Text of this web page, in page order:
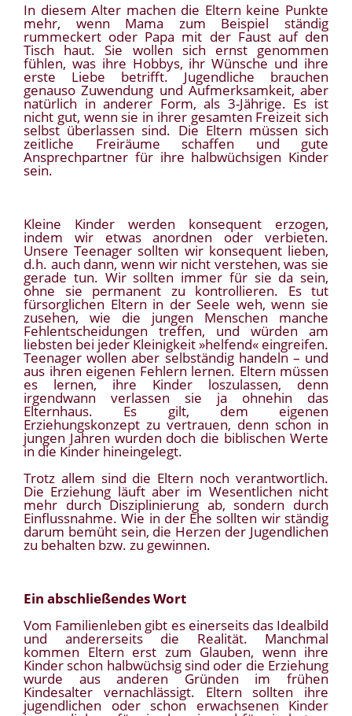
In diesem Alter machen die Eltern keine Punkte
mehr, wenn Mama zum Beispiel ständig
rummeckert oder Papa mit der Faust auf den
Tisch haut. Sie wollen sich ernst genommen
fühlen, was ihre Hobbys, ihr Wünsche und ihre
erste Liebe betrifft. Jugendliche brauchen
genauso Zuwendung und Aufmerksamkeit, aber
natürlich in anderer Form, als 3-Jährige. Es ist
nicht gut, wenn sie in ihrer gesamten Freizeit sich
selbst überlassen sind. Die Eltern müssen sich
zeitliche Freiräume schaffen und gute
Ansprechpartner für ihre halbwüchsigen Kinder
sein.
Kleine Kinder werden konsequent erzogen,
indem wir etwas anordnen oder verbieten.
Unsere Teenager sollten wir konsequent lieben,
d.h. auch dann, wenn wir nicht verstehen, was sie
gerade tun. Wir sollten immer für sie da sein,
ohne sie permanent zu kontrollieren. Es tut
fürsorglichen Eltern in der Seele weh, wenn sie
zusehen, wie die jungen Menschen manche
Fehlentscheidungen treffen, und würden am
liebsten bei jeder Kleinigkeit »helfend« eingreifen.
Teenager wollen aber selbständig handeln – und
aus ihren eigenen Fehlern lernen. Eltern müssen
es lernen, ihre Kinder loszulassen, denn
irgendwann verlassen sie ja ohnehin das
Elternhaus. Es gilt, dem eigenen
Erziehungskonzept zu vertrauen, denn schon in
jungen Jahren wurden doch die biblischen Werte
in die Kinder hineingelegt.
Trotz allem sind die Eltern noch verantwortlich.
Die Erziehung läuft aber im Wesentlichen nicht
mehr durch Disziplinierung ab, sondern durch
Einflussnahme. Wie in der Ehe sollten wir ständig
darum bemüht sein, die Herzen der Jugendlichen
zu behalten bzw. zu gewinnen.
Ein abschließendes Wort
Vom Familienleben gibt es einerseits das Idealbild
und andererseits die Realität. Manchmal
kommen Eltern erst zum Glauben, wenn ihre
Kinder schon halbwüchsig sind oder die Erziehung
wurde aus anderen Gründen im frühen
Kindesalter vernachlässigt. Eltern sollten ihre
jugendlichen oder schon erwachsenen Kinder